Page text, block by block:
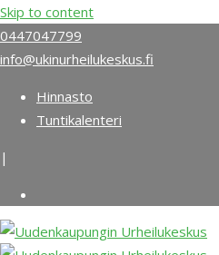
Skip to content
0447047799
info@ukinurheilukeskus.fi
Hinnasto
Tuntikalenteri
|